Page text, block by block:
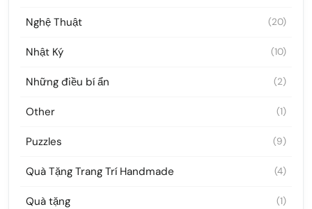
Nghệ Thuật (20)
Nhật Ký (10)
Những điều bí ẩn (2)
Other (1)
Puzzles (9)
Quà Tặng Trang Trí Handmade (4)
Quà tặng (1)